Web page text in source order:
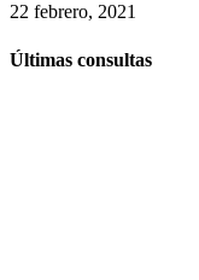
22 febrero, 2021
Últimas consultas